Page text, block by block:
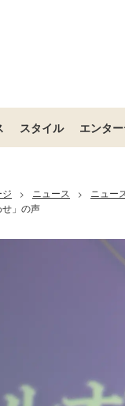
スタイル エンタ
ジ > ニュース > ニュー
」の声